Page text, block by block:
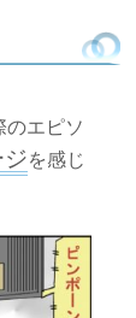
のエピソ
を感じ